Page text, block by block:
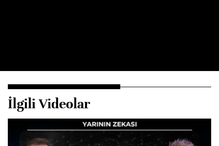
İlgili Videolar